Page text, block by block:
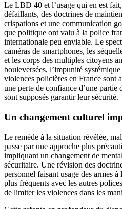
Le LBD 40 et l’usage qui en est
défaillants, des doctrines de
crispations et une communication
que politique ont valu à la police
internationale peu enviable. Le
caméras de smartphones, les
et les corps des multiples citoyens
bouleversées, l’impunité
violences policières en France sont
une perte de confiance d’une partie
sont supposés garantir leur sécurité.
Un changement culturel
Le remède à la situation révélée,
passe par une approche plus
impliquant un changement de
sécuritaire. Une révision des
personnel faisant usage des armes
plus fréquents avec les autres
de limiter les violences dans les